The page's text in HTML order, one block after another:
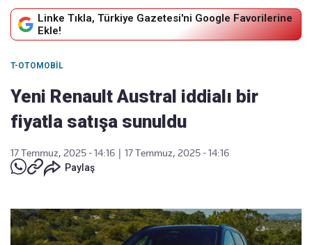
Linke Tıkla, Türkiye Gazetesi'ni Google Favorilerine
Ekle!
T-OTOMOBIL
Yeni Renault Austral iddialı bir
fiyatla satışa sunuldu
17 Temmuz, 2025 - 14:16
17 Temmuz, 2025 - 14:16
Paylaş